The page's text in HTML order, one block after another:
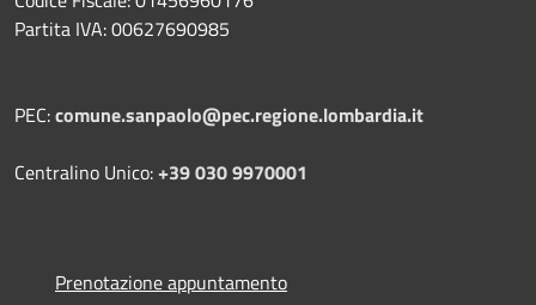
Partita IVA: 00627690985
PEC:comune.sanpaolo@pec.regione.lombardia.it
Centralino Unico:+39 030 9970001
Prenotazione appuntamento